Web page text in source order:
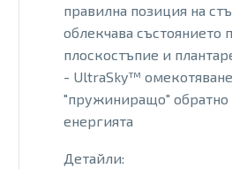
правилна позиция на
облекчава състоянието
плоскостъпие и
- UltraSky™
"пружиниращо" обратно
енергията
Детайли: